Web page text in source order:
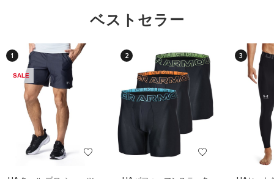
ベストセラー
1
SALE
2 3